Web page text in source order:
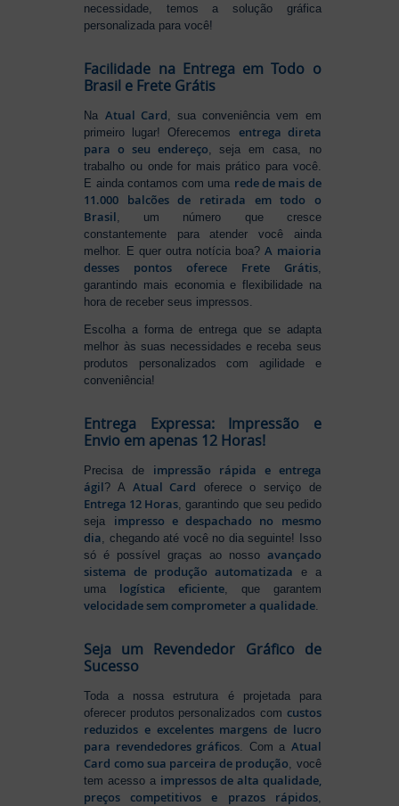
necessidade, temos a solução gráfica
personalizada para você!
Facilidade na Entrega em Todo o
Brasil e Frete Grátis
Na Atual Card , sua conveniência vem em
primeiro lugar! Oferecemos entrega direta
para o seu endereço , seja em casa, no
trabalho ou onde for mais prático para você.
E ainda contamos com uma rede de mais de
11.000 balcões de retirada em todo o
Brasil , um número que cresce
constantemente para atender você ainda
melhor. E quer outra notícia boa?A maioria
desses pontos oferece Frete Grátis,
garantindo mais economia e flexibilidade na
hora de receber seus impressos.
Escolha a forma de entrega que se adapta
melhor às suas necessidades e receba seus
produtos personalizados com agilidade e
conveniência!
Entrega Expressa: Impressão e
Envio em apenas 12 Horas!
Precisa de impressão rápida e entrega
ágil? A Atual Card oferece o serviço de
Entrega 12 Horas, garantindo que seu pedido
seja impresso e despachado no mesmo
dia, chegando até você no dia seguinte! Isso
só é possível graças ao nosso avançado
sistema de produção automatizada e a
uma logística eficiente, que garantem
velocidade sem comprometer a qualidade.
Seja um Revendedor Gráfico de
Sucesso
Toda a nossa estrutura é projetada para
oferecer produtos personalizados com custos
reduzidos e excelentes margens de lucro
para revendedores gráficos . Com a Atual
Card como sua parceira de produção , você
tem acesso a impressos de alta qualidade,
preços competitivos e prazos rápidos,